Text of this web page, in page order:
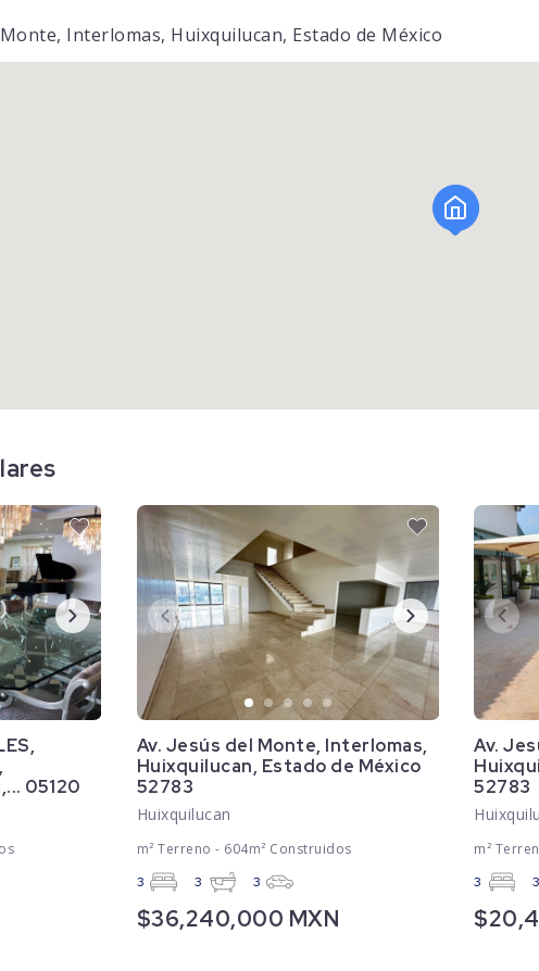
Interlomas, Huixquilucan, Estado de México
05120
Av. Jesús del Monte, Interlomas,
Huixquilucan, Estado de México
52783
Huixquilucan
m² Terreno - 604m² Construidos
3 3 3
$36,240,000 MXN
Av.
52783
m²
3 3